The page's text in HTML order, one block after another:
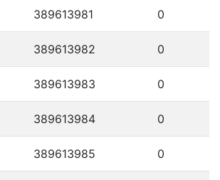
389613981 0
389613982 0
389613983 0
389613984 0
389613985 0